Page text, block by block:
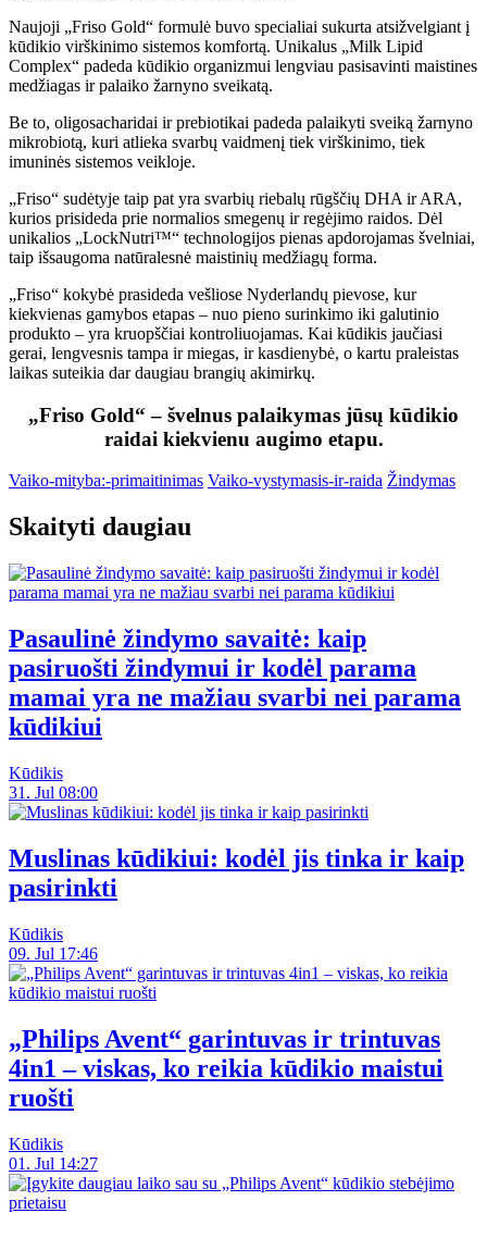
Naujoji „Friso Gold“ formulė buvo specialiai sukurta atsižvelgiant į
kūdikio virškinimo sistemos komfortą. Unikalus „Milk Lipid
Complex“ padeda kūdikio organizmui lengviau pasisavinti maistines
medžiagas ir palaiko žarnyno sveikatą.
Be to, oligosacharidai ir prebiotikai padeda palaikyti sveiką žarnyno
mikrobiotą, kuri atlieka svarbų vaidmenį tiek virškinimo, tiek
imuninės sistemos veikloje.
„Friso“ sudėtyje taip pat yra svarbių riebalų rūgščių DHA ir ARA,
kurios prisideda prie normalios smegenų ir regėjimo raidos. Dėl
unikalios „LockNutri™“ technologijos pienas apdorojamas švelniai,
taip išsaugoma natūralesnė maistinių medžiagų forma.
„Friso“ kokybė prasideda vešliose Nyderlandų pievose, kur
kiekvienas gamybos etapas – nuo pieno surinkimo iki galutinio
produkto – yra kruopščiai kontroliuojamas. Kai kūdikis jaučiasi
gerai, lengvesnis tampa ir miegas, ir kasdienybė, o kartu praleistas
laikas suteikia dar daugiau brangių akimirkų.
„Friso Gold“ – švelnus palaikymas jūsų kūdikio
raidai kiekvienu augimo etapu.
Vaiko-mityba:-primaitinimas Vaiko-vystymasis-ir-raida Žindymas
Skaityti daugiau
Pasaulinė žindymo savaitė: kaip
pasiruošti žindymui ir kodėl parama
mamai yra ne mažiau svarbi nei parama
kūdikiui
Kūdikis
31. Jul 08:00
Muslinas kūdikiui: kodėl jis tinka ir kaip
pasirinkti
Kūdikis
09. Jul 17:46
„Philips Avent“ garintuvas ir trintuvas
4in1 – viskas, ko reikia kūdikio maistui
ruošti
Kūdikis
01. Jul 14:27